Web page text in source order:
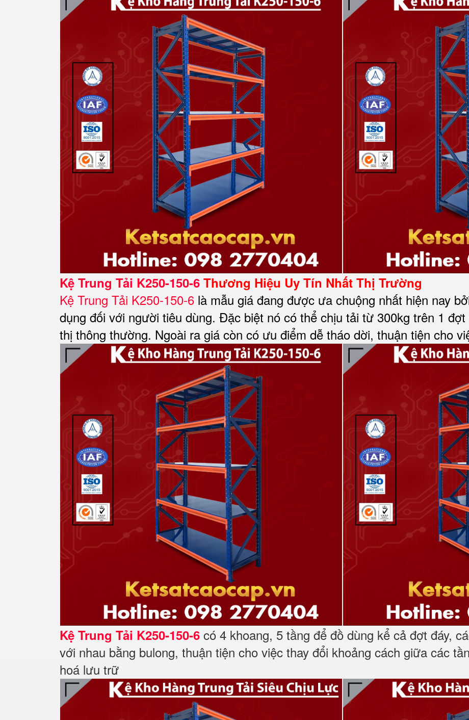
Kệ Trung Tải K250-150-6 Thương Hiệu Uy Tín Nhất Thị Trường
Kệ Trung Tải K250-150-6 là mẫu giá đang được ưa chuộng nhất hiện nay
dụng đối với người tiêu dùng. Đặc biệt nó có thể chịu tải từ 300kg trên 1
thị thông thường. Ngoài ra giá còn có ưu điểm dễ tháo dời, thuận tiện cho
Kệ Trung Tải K250-150-6 có 4 khoang, 5 tầng để đồ dùng kể cả đợt đáy,
với nhau bằng bulong, thuận tiện cho việc thay đổi khoảng cách giữa các
hoá lưu trữ